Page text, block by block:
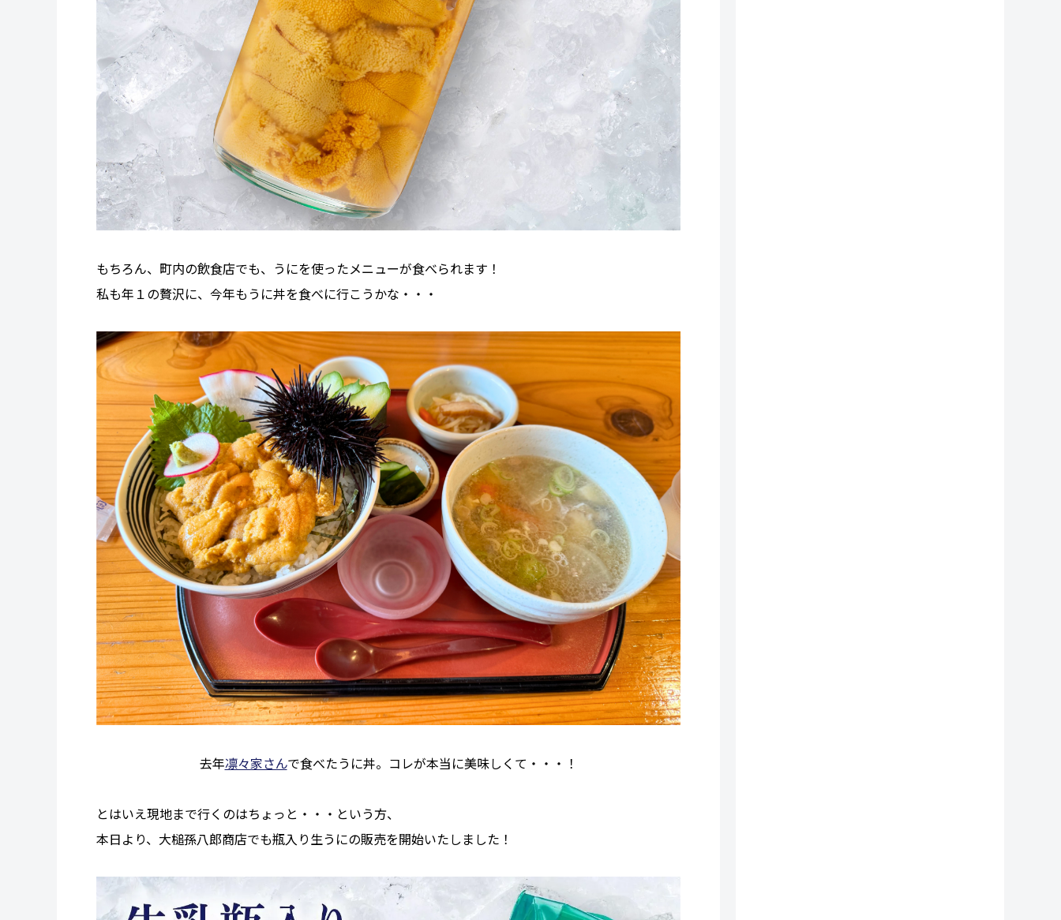
もちろん、町内の飲食店でも、うにを使ったメニューが食べられます！
私も年１の贅沢に、今年もうに丼を食べに行こうかな・・・
去年凛々家さんで食べたうに丼。コレが本当に美味しくて・・・！
とはいえ現地まで行くのはちょっと・・・という方、
本日より、大槌孫八郎商店でも瓶入り生うにの販売を開始いたしました！